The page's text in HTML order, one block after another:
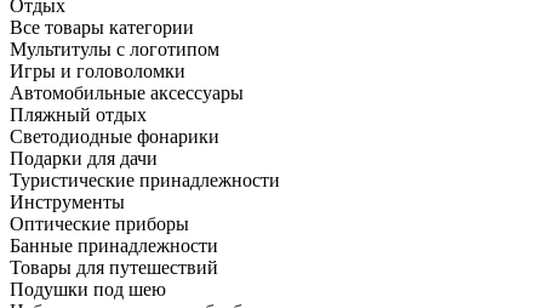
Отдых
Все товары категории
Мультитулы с логотипом
Игры и головоломки
Автомобильные аксессуары
Пляжный отдых
Светодиодные фонарики
Подарки для дачи
Туристические принадлежности
Инструменты
Оптические приборы
Банные принадлежности
Товары для путешествий
Подушки под шею